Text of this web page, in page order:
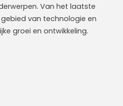
Van het laatste
van technologie en
groei en ontwikkeling.